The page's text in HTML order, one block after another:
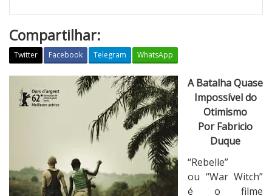
Compartilhar:
Twitter Facebook Telegram WhatsApp
a
:
A Batalha Quase
Impossível do
Otimismo
Por Fabricio
Duque
“Rebelle”
ou “War Witch”
é o filme